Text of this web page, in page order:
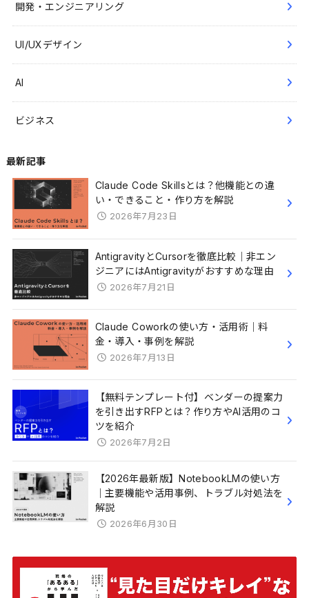
開発・エンジニアリング
UI/UXデザイン
AI
ビジネス
最新記事
Claude Code Skillsとは？他機能との違
い・できること・作り方を解説
2026年7月23日
AntigravityとCursorを徹底比較｜非エン
ジニアにはAntigravityがおすすめな理由
2026年7月21日
Claude Coworkの使い方・活用術｜料
金・導入・事例を解説
2026年7月13日
【無料テンプレート付】ベンダーの提案力
を引き出すRFPとは？作り方やAI活用のコ
ツを紹介
2026年7月2日
【2026年最新版】NotebookLMの使い方
｜主要機能や活用事例、トラブル対処法を
解説
2026年6月30日